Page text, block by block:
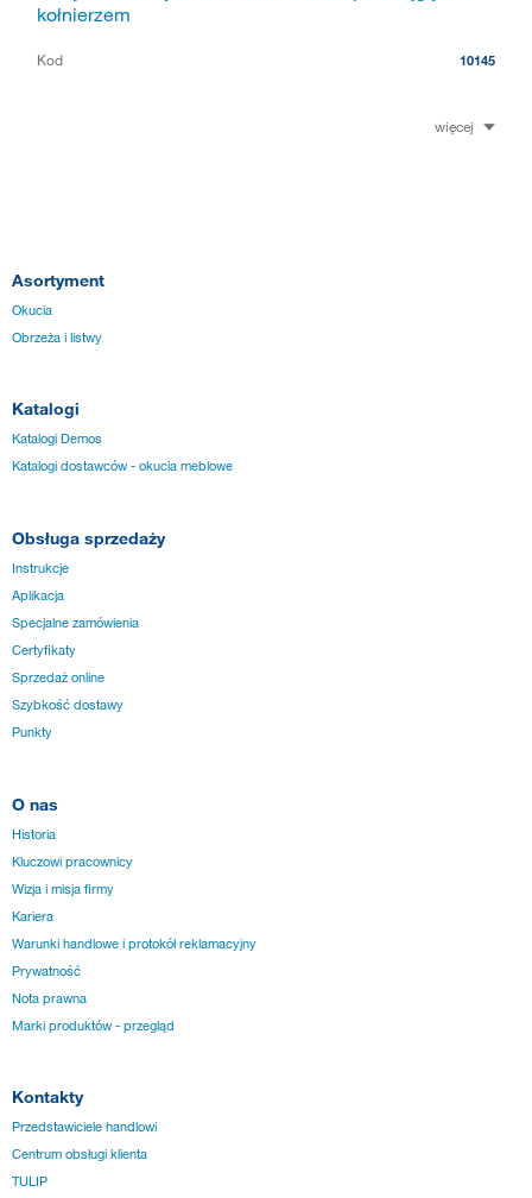
kołnierzem
Kod 10145
więcej
Asortyment
Okucia
Obrzeża i listwy
Katalogi
Katalogi Demos
Katalogi dostawców - okucia meblowe
Obsługa sprzedaży
Instrukcje
Aplikacja
Specjalne zamówienia
Certyfikaty
Sprzedaż online
Szybkość dostawy
Punkty
O nas
Historia
Kluczowi pracownicy
Wizja i misja firmy
Kariera
Warunki handlowe i protokół reklamacyjny
Prywatność
Nota prawna
Marki produktów - przegląd
Kontakty
Przedstawiciele handlowi
Centrum obsługi klienta
TULIP